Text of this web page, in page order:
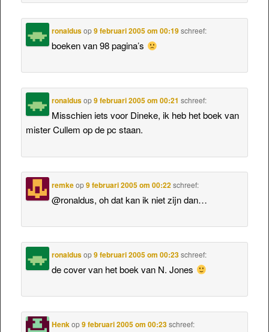
ronaldusop9 februari 2005 om 00:19 schreef:
boeken van 98 pagina’s
ronaldusop9 februari 2005 om 00:21 schreef:
Misschien iets voor Dineke, ik heb het boek van
mister Cullem op de pc staan.
remkeop9 februari 2005 om 00:22 schreef:
@ronaldus, oh dat kan ik niet zijn dan…
ronaldusop9 februari 2005 om 00:23 schreef:
de cover van het boek van N. Jones
Henkop9 februari 2005 om 00:23 schreef: